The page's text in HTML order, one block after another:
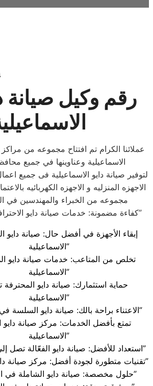
رقم وكيل صيانة
عملائنا الكرام تم افتتاح مجموعه من
الاسماعيلية وعناوينها في جميع
لتوفير صيانة دايو الاسماعيلية فى جميع
الاجهزه المنزليه و الاجهزه الكهربائيه
مجموعه من الخبراء والمهندسين في
.كفاءة مضمونة: خدمات صيانة دايو الاحترافية في الاسماعيلية”
الاسماعيلية”
الاسماعيلية”
الاسماعيلية”
“الاعتناء براحة بالك: صيانة دايو السلسة في الاسماعيلية”
الاسماعيلية”
“استعداد للأفضل: صيانة دايو الفعّالة تصل إلى الاسماعيلية”
“تقنيات متطورة لجودة أفضل: مركز صيانة دايو الاسماعيلية”
“حلول مخصصة: صيانة دايو الشاملة في الاسماعيلية”